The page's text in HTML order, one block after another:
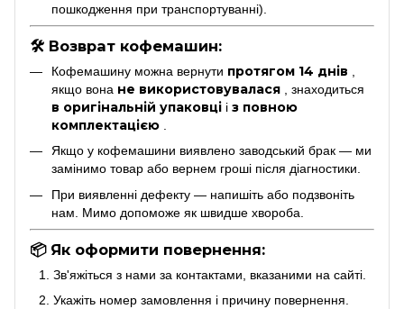
пошкодження при транспортуванні).
🛠 Возврат кофемашин:
Кофемашину можна вернути протягом 14 днів
якщо вона не використовувалася , знаходиться
в оригінальній упаковці і з повною
комплектацією
Якщо у кофемашини виявлено заводський брак — ми
замінимо товар або вернем гроші після діагностики.
При виявленні дефекту — напишіть або подзвоніть
нам. Мимо допоможе як швидше хвороба.
📦 Як оформити повернення:
Зв'яжіться з нами за контактами, вказаними на сайті.
Укажіть номер замовлення і причину повернення.